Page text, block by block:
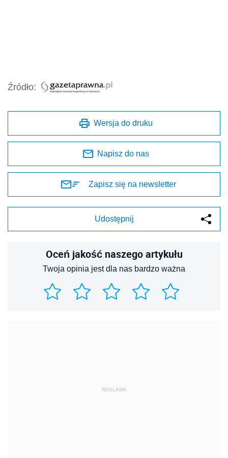
Źródło:
Wersja do druku
Napisz do nas
Zapisz się na newsletter
Udostępnij
Oceń jakość naszego artykułu
Twoja opinia jest dla nas bardzo ważna
REKLAMA